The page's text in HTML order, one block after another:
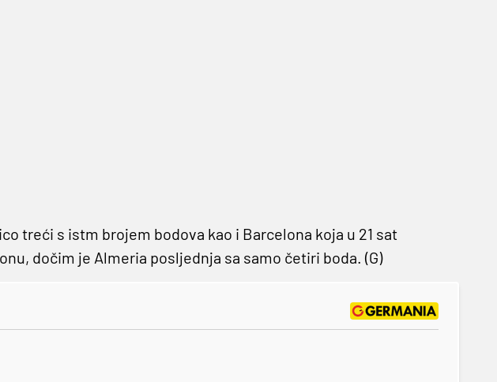
treći s istm brojem bodova kao i Barcelona koja u 21 sat
dočim je Almeria posljednja sa samo četiri boda. (G)